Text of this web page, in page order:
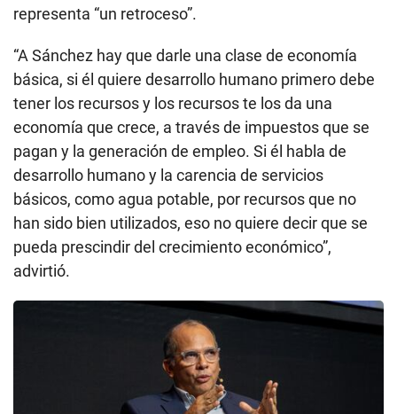
representa “un retroceso”.
“A Sánchez hay que darle una clase de economía
básica, si él quiere desarrollo humano primero debe
tener los recursos y los recursos te los da una
economía que crece, a través de impuestos que se
pagan y la generación de empleo. Si él habla de
desarrollo humano y la carencia de servicios
básicos, como agua potable, por recursos que no
han sido bien utilizados, eso no quiere decir que se
pueda prescindir del crecimiento económico”,
advirtió.